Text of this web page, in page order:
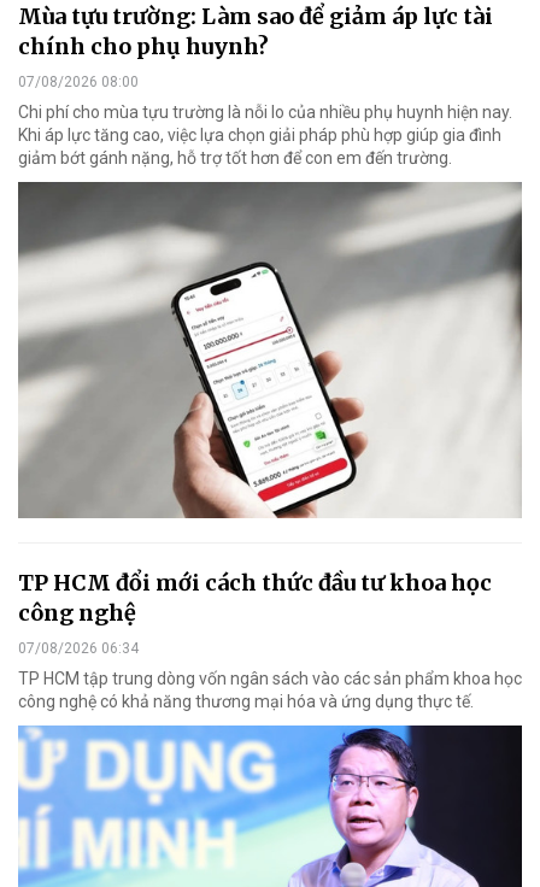
Mùa tựu trường: Làm sao để giảm áp lực tài
chính cho phụ huynh?
07/08/2026 08:00
Chi phí cho mùa tựu trường là nỗi lo của nhiều phụ huynh hiện nay.
Khi áp lực tăng cao, việc lựa chọn giải pháp phù hợp giúp gia đình
giảm bớt gánh nặng, hỗ trợ tốt hơn để con em đến trường.
TP HCM đổi mới cách thức đầu tư khoa học
công nghệ
07/08/2026 06:34
TP HCM tập trung dòng vốn ngân sách vào các sản phẩm khoa học
công nghệ có khả năng thương mại hóa và ứng dụng thực tế.